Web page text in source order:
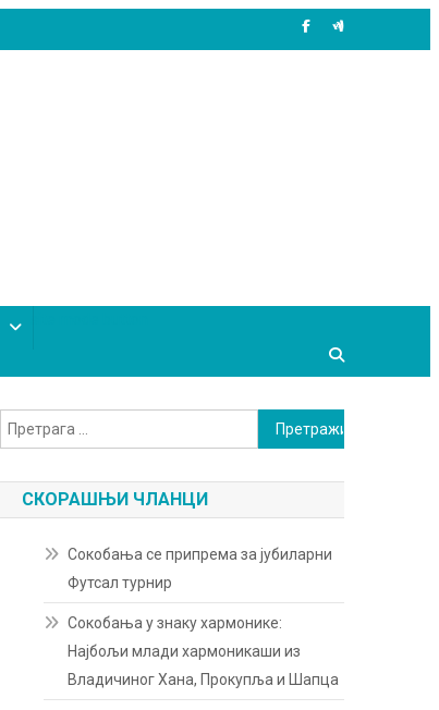
Претрага
за:
СКОРАШЊИ ЧЛАНЦИ
Сокобања се припрема за јубиларни
Футсал турнир
Сокобања у знаку хармонике:
Најбољи млади хармоникаши из
Владичиног Хана, Прокупља и Шапца